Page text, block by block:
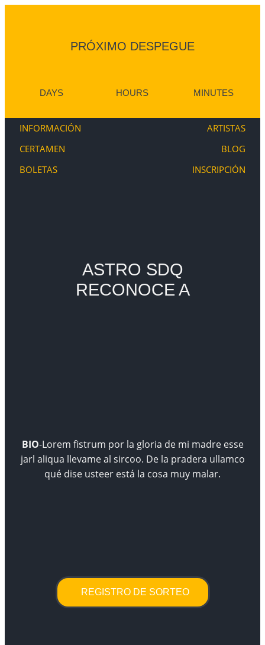
PRÓXIMO DESPEGUE
DAYS HOURS MINUTES
INFORMACIÓN
CERTAMEN
BOLETAS
ARTISTAS
BLOG
INSCRIPCIÓN
ASTRO SDQ
RECONOCE A
BIO-Lorem fistrum por la gloria de mi madre esse
jarl aliqua llevame al sircoo. De la pradera ullamco
qué dise usteer está la cosa muy malar.
REGISTRO DE SORTEO